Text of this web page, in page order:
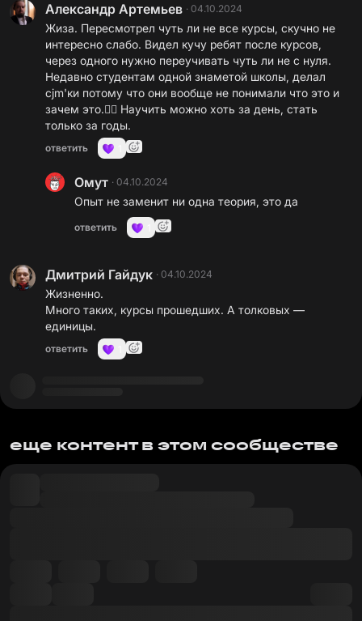
Александр Артемьев · 04.10.2024
Жиза. Пересмотрел чуть ли не все курсы, скучно не
интересно слабо. Видел кучу ребят после курсов,
через одного нужно переучивать чуть ли не с нуля.
Недавно студентам одной знаметой школы, делал
cjm'ки потому что они вообще не понимали что это и
зачем это.😵‍💫 Научить можно хоть за день, стать
только за годы.
ответить
Омут · 04.10.2024
Опыт не заменит ни одна теория, это да
ответить
Дмитрий Гайдук · 04.10.2024
Жизненно.
Много таких, курсы прошедших. А толковых —
единицы.
ответить
еще контент в этом сообществе